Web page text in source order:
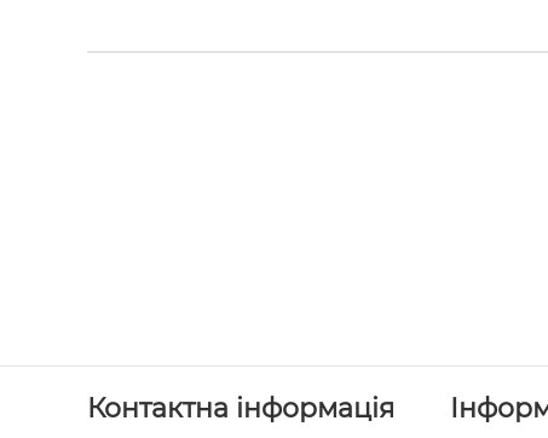
Контактна інформація